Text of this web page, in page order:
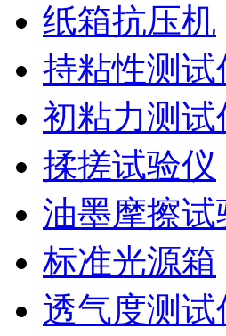
纸箱抗压机
持粘性测试
初粘力测试
揉搓试验仪
油墨摩擦试
标准光源箱
透气度测试